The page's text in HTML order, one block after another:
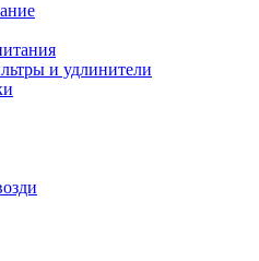
и удлинители